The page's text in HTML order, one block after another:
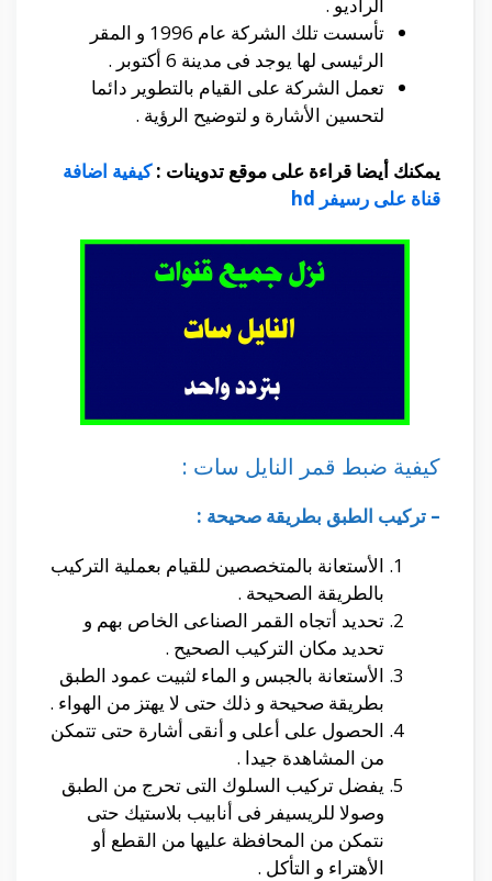
تأسست تلك الشركة عام 1996 و المقر
الرئيسى لها يوجد فى مدينة 6 أكتوبر .
تعمل الشركة على القيام بالتطوير دائما
لتحسين الأشارة و لتوضيح الرؤية .
يمكنك أيضا قراءة على موقع تدوينات :كيفية اضافة
قناة على رسيفر hd
كيفية ضبط قمر النايل سات :
– تركيب الطبق بطريقة صحيحة :
الأستعانة بالمتخصصين للقيام بعملية التركيب
بالطريقة الصحيحة .
تحديد أتجاه القمر الصناعى الخاص بهم و
تحديد مكان التركيب الصحيح .
الأستعانة بالجبس و الماء لثبيت عمود الطبق
بطريقة صحيحة و ذلك حتى لا يهتز من الهواء .
الحصول على أعلى و أنقى أشارة حتى تتمكن
من المشاهدة جيدا .
يفضل تركيب السلوك التى تحرج من الطبق
وصولا للريسيفر فى أنابيب بلاستيك حتى
نتمكن من المحافظة عليها من القطع أو
الأهتراء و التأكل .